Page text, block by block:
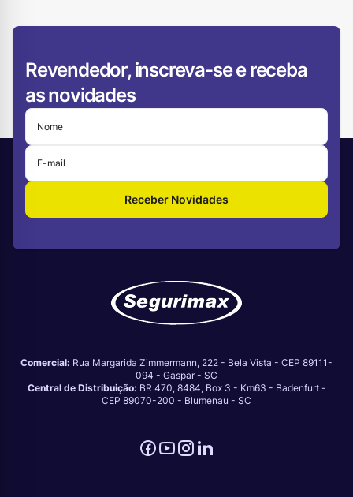
Revendedor, inscreva-se e receba
as novidades
Receber Novidades
Comercial: Rua Margarida Zimmermann, 222 - Bela Vista - CEP 89111-
094 - Gaspar - SC
Central de Distribuição: BR 470, 8484, Box 3 - Km63 - Badenfurt -
CEP 89070-200 - Blumenau - SC